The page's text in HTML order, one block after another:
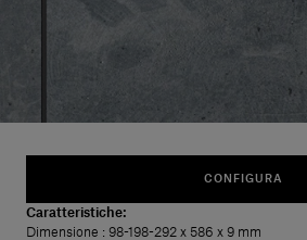
CONFIGURA
Caratteristiche:
Dimensione : 98-198-292 x 586 x 9 mm